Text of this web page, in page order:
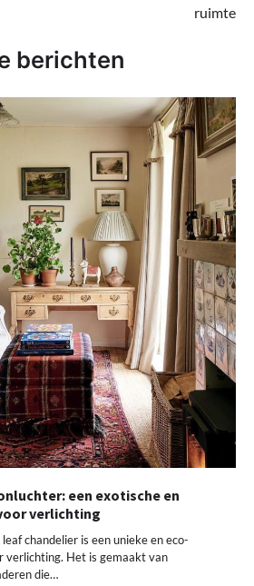
ruimte
berichten
een exotische en
verlichting
chandelier is een unieke en eco-
verlichting. Het is gemaakt van
die…